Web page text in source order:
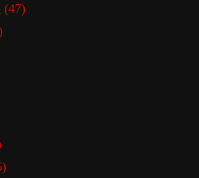
(47)